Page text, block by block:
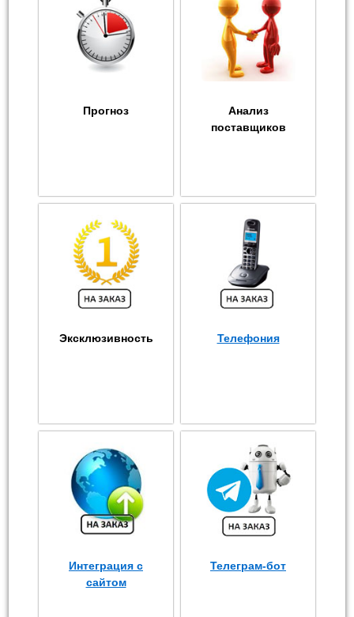
Прогноз
Анализ
поставщиков
Эксклюзивность Телефония
Интеграция с
сайтом
Телеграм-бот